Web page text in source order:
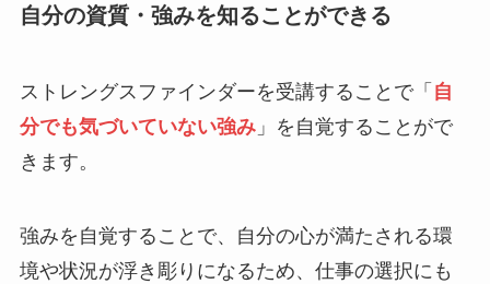
自分の資質・強みを知ることができる
ストレングスファインダーを受講することで「 自
分でも気づいていない強み」を自覚することがで
きます。
強みを自覚することで、自分の心が満たされる環
境や状況が浮き彫りになるため、仕事の選択にも